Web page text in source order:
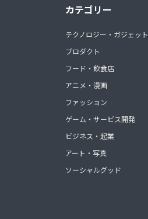
カテゴリー
テクノロジー・ガジェット
プロダクト
フード・飲食店
アニメ・漫画
ファッション
ゲーム・サービス開発
ビジネス・起業
アート・写真
ソーシャルグッド